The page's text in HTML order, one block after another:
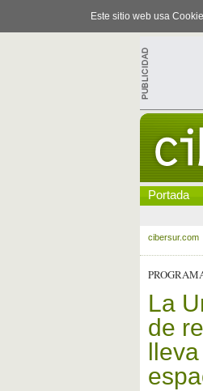
Este sitio web usa
Portada
cibersur.com
La
de